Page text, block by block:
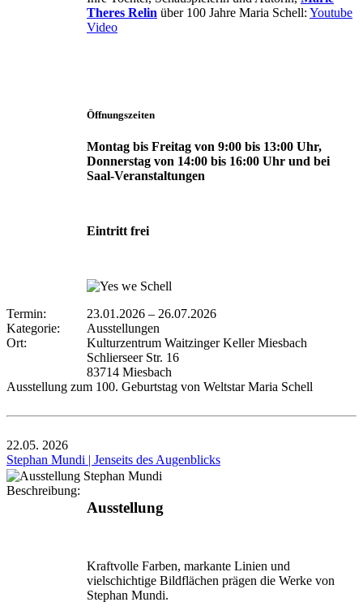
Theres Relin über 100 Jahre Maria Schell: Youtube
Video
Öffnungszeiten
Montag bis Freitag von 9:00 bis 13:00 Uhr,
Donnerstag von 14:00 bis 16:00 Uhr und bei
Saal-Veranstaltungen
Eintritt frei
Termin: 23.01.2026 – 26.07.2026
Kategorie:
Ausstellungen
Ort:
Kulturzentrum Waitzinger Keller Miesbach
Schlierseer Str. 16
83714 Miesbach
Ausstellung zum 100. Geburtstag von Weltstar Maria Schell
22.05. 2026
Stephan Mundi | Jenseits des Augenblicks
Beschreibung:
Ausstellung
Kraftvolle Farben, markante Linien und
vielschichtige Bildflächen prägen die Werke von
Stephan Mundi.